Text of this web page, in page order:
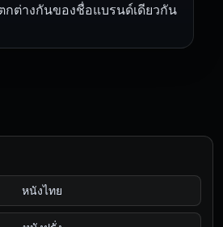
ต่างกันของชื่อแบรนด์เดียวกัน
หนังไทย